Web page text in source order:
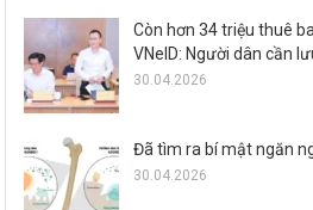
Còn hơn 34 triệu thuê
VNeID: Người dân cần
30.04.2026
Đã tìm ra bí mật ngăn
30.04.2026